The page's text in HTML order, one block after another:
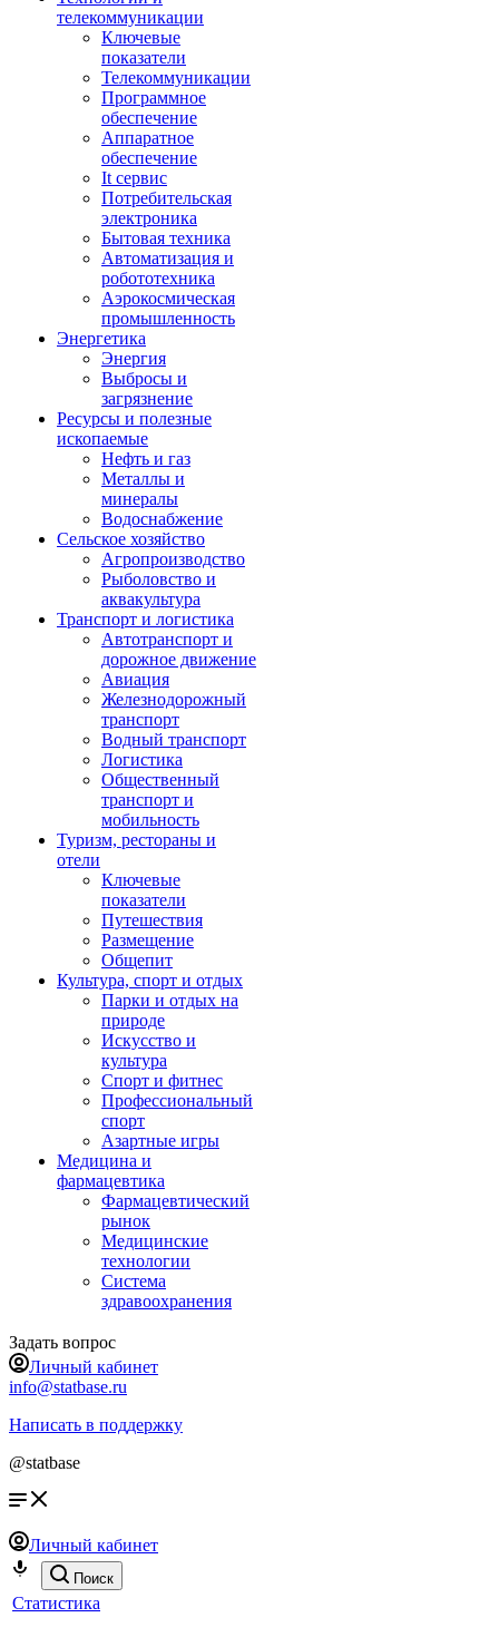
телекоммуникации
Ключевые
показатели
Телекоммуникации
Программное
обеспечение
Аппаратное
обеспечение
It сервис
Потребительская
электроника
Бытовая техника
Автоматизация и
робототехника
Аэрокосмическая
промышленность
Энергетика
Энергия
Выбросы и
загрязнение
Ресурсы и полезные
ископаемые
Нефть и газ
Металлы и
минералы
Водоснабжение
Сельское хозяйство
Агропроизводство
Рыболовство и
аквакультура
Транспорт и логистика
Автотранспорт и
дорожное движение
Авиация
Железнодорожный
транспорт
Водный транспорт
Логистика
Общественный
транспорт и
мобильность
Туризм, рестораны и
отели
Ключевые
показатели
Путешествия
Размещение
Общепит
Культура, спорт и отдых
Парки и отдых на
природе
Искусство и
культура
Спорт и фитнес
Профессиональный
спорт
Азартные игры
Медицина и
фармацевтика
Фармацевтический
рынок
Медицинские
технологии
Система
здравоохранения
Задать вопрос
Личный кабинет
info@statbase.ru
Написать в поддержку
@statbase
Личный кабинет
Поиск
Статистика